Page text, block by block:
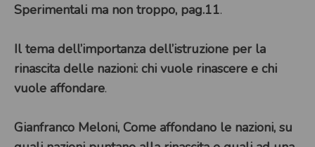
Sperimentali ma non troppo, pag.11.
Il tema dell’importanza dell’istruzione per la
rinascita delle nazioni: chi vuole rinascere e chi
vuole affondare.
Gianfranco Meloni, Come affondano le nazioni, su